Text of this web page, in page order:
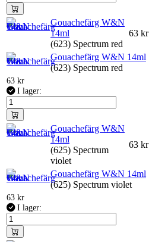
Gouachefärg W&N
14ml
(623) Spectrum red
63 kr
Gouachefärg W&N 14ml
(623) Spectrum red
63 kr
I lager:
Gouachefärg W&N
14ml
(625) Spectrum
violet
63 kr
Gouachefärg W&N 14ml
(625) Spectrum violet
63 kr
I lager: